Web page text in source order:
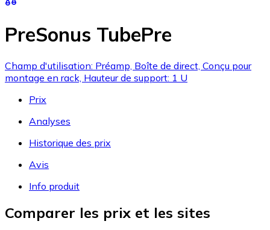
PreSonus TubePre
Champ d'utilisation: Préamp, Boîte de direct, Conçu pour
montage en rack, Hauteur de support: 1 U
Prix
Analyses
Historique des prix
Avis
Info produit
Comparer les prix et les sites